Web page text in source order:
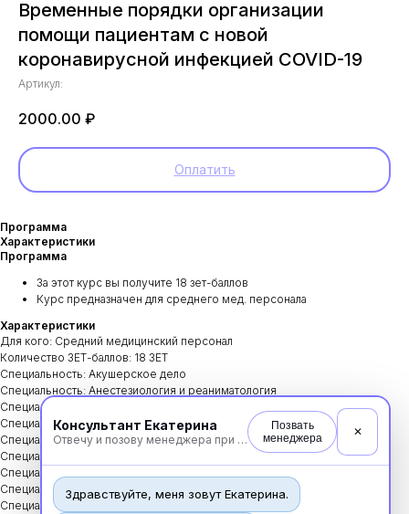
Консультант Екатерина
Отвечу и позову менеджера при необходимости
Позвать
менеджера
✕
Здравствуйте, меня зовут Екатерина.
Временные порядки организации
помощи пациентам с новой
коронавирусной инфекцией COVID-19
Артикул:
2000.00 ₽
Оплатить
Программа
Характеристики
Программа
За этот курс вы получите 18 зет-баллов
Курс предназначен для среднего мед. персонала
Характеристики
Для кого: Средний медицинский персонал
Количество ЗЕТ-баллов: 18 ЗЕТ
Специальность: Акушерское дело
Специальность: Анестезиология и реаниматология
Специальность: Бактериология
Специальность: Гигиена и санитария
Специальность: Гигиеническое воспитание
Специальность: Гистология
Специальность: Дезинфекционное дело
Специальность: Диетология
Специальность: Лабораторная диагностика